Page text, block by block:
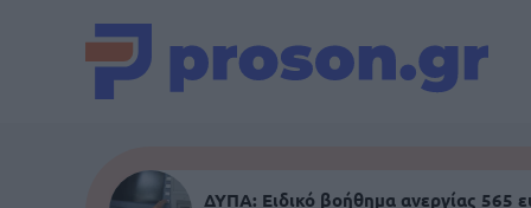
ΔΥΠΑ: Ειδικό βοήθημα ανεργίας 565